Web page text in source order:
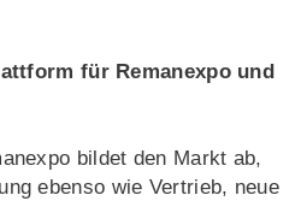
für Remanexpo und
bildet den Markt ab,
ebenso wie Vertrieb, neue